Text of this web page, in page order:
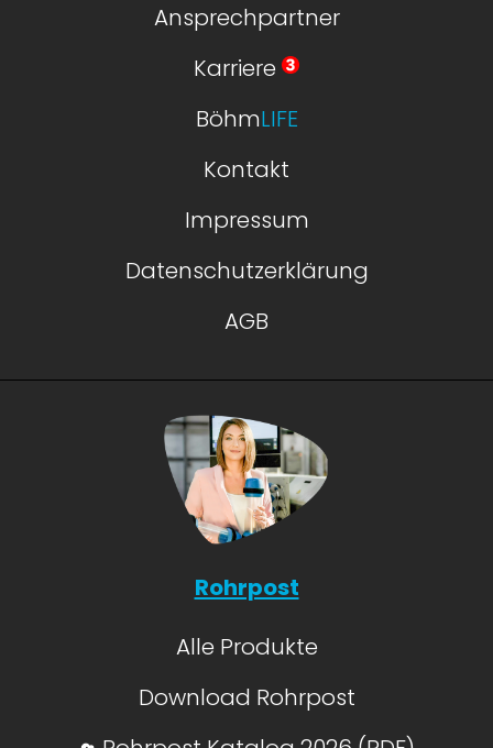
Ansprechpartner
Karriere
BöhmLIFE
Kontakt
Impressum
Datenschutzerklärung
AGB
Rohrpost
Alle Produkte
Download Rohrpost